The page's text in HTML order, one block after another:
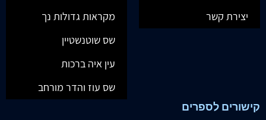
יצירת קשר
מקראות גדולות נך
שס שוטנשטיין
עין איה ברכות
שס עוז והדר מורחב
קישורים לספרים